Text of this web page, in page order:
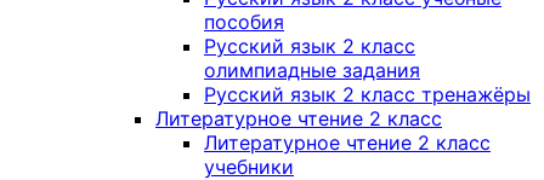
пособия
Русский язык 2 класс
олимпиадные задания
Русский язык 2 класс тренажёры
Литературное чтение 2 класс
Литературное чтение 2 класс
учебники